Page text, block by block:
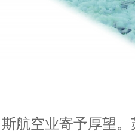
斯航空业寄予厚望